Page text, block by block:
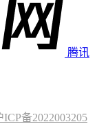
腾讯
ICP备2022003205